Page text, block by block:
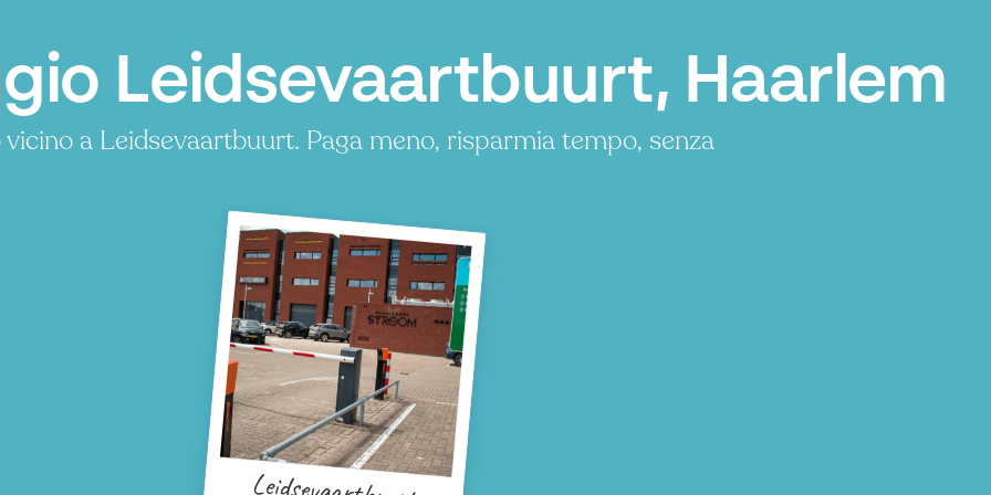
Leidsevaartbuurt, Haarlem
a Leidsevaartbuurt. Paga meno, risparmia tempo, senza